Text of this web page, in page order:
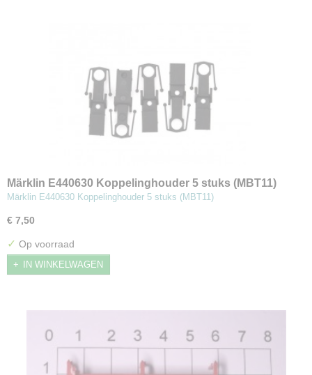
Märklin E440630 Koppelinghouder 5 stuks (MBT11)
Märklin E440630 Koppelinghouder 5 stuks (MBT11)
€ 7,50
✓ Op voorraad
IN WINKELWAGEN